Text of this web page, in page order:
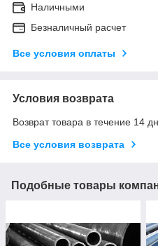
Наличными
Безналичный расчет
Все условия оплаты
Условия возврата
Возврат товара в течение 14
Все условия возврата
Подобные товары